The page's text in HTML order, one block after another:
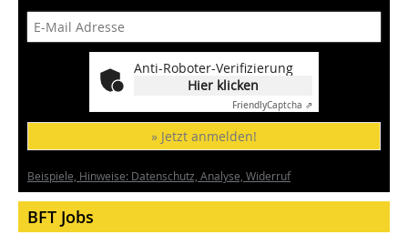
Anti-Roboter-Verifizierung
Hier klicken
FriendlyCaptcha ⇗
» Jetzt anmelden!
Beispiele, Hinweise: Datenschutz, Analyse, Widerruf
BFT Jobs